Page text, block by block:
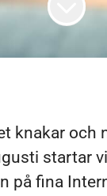
knakar och
startar
på fina